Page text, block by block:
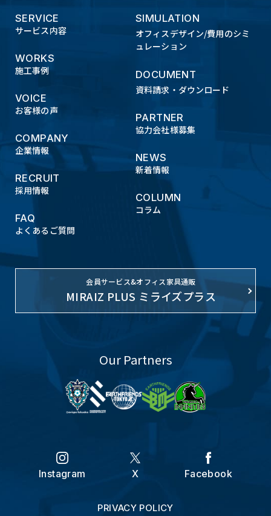
SERVICE
サービス内容
WORKS
施工事例
VOICE
お客様の声
COMPANY
企業情報
RECRUIT
採用情報
FAQ
よくあるご質問
SIMULATION
オフィスデザイン/費用のシミ
ュレーション
DOCUMENT
資料請求・ダウンロード
PARTNER
協力会社様募集
NEWS
新着情報
COLUMN
コラム
会員サービス&オフィス家具通販
MIRAIZ PLUS ミライズプラス
Our Partners
Instagram X Facebook
PRIVACY POLICY